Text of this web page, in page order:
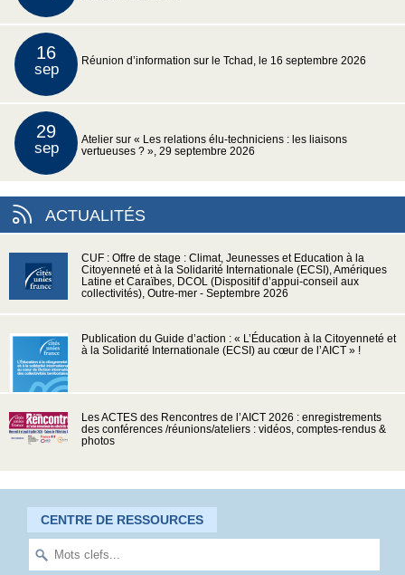
16
sep Réunion d’information sur le Tchad, le 16 septembre 2026
29
sep
Atelier sur « Les relations élu-techniciens : les liaisons
vertueuses ? », 29 septembre 2026
ACTUALITÉS
CUF : Offre de stage : Climat, Jeunesses et Education à la
Citoyenneté et à la Solidarité Internationale (ECSI), Amériques
Latine et Caraïbes, DCOL (Dispositif d’appui-conseil aux
collectivités), Outre-mer - Septembre 2026
Publication du Guide d’action : « L’Éducation à la Citoyenneté et
à la Solidarité Internationale (ECSI) au cœur de l’AICT » !
Les ACTES des Rencontres de l’AICT 2026 : enregistrements
des conférences /réunions/ateliers : vidéos, comptes-rendus &
photos
CENTRE DE RESSOURCES